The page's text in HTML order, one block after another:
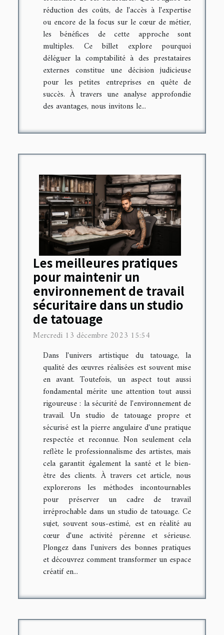
réduction des coûts, de l'accès à l'expertise
ou encore de la focus sur le cœur de métier,
les bénéfices de cette approche sont
multiples. Ce billet explore pourquoi
déléguer la comptabilité à des prestataires
externes constitue une décision judicieuse
pour les petites entreprises en quête de
succès. À travers une analyse approfondie
des avantages, nous invitons le...
Les meilleures pratiques
pour maintenir un
environnement de travail
sécuritaire dans un studio
de tatouage
Mercredi 13 décembre 2023 15:54
Dans l'univers artistique du tatouage, la
qualité des œuvres réalisées est souvent mise
en avant. Toutefois, un aspect tout aussi
fondamental mérite une attention tout aussi
rigoureuse : la sécurité de l'environnement de
travail. Un studio de tatouage propre et
sécurisé est la pierre angulaire d'une pratique
respectée et reconnue. Non seulement cela
reflète le professionnalisme des artistes, mais
cela garantit également la santé et le bien-
être des clients. À travers cet article, nous
explorerons les méthodes incontournables
pour préserver un cadre de travail
irréprochable dans un studio de tatouage. Ce
sujet, souvent sous-estimé, est en réalité au
cœur d'une activité pérenne et sérieuse.
Plongez dans l'univers des bonnes pratiques
et découvrez comment transformer un espace
créatif en...